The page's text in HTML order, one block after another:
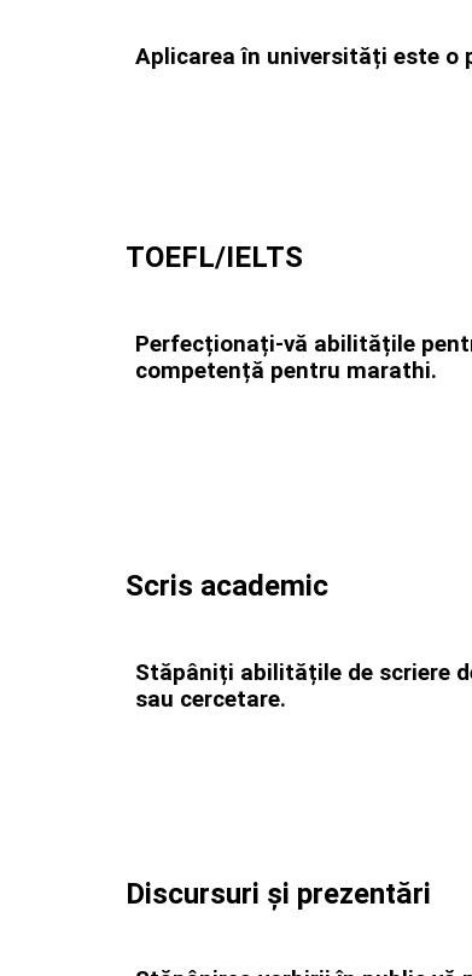
Aplicarea în universități este o
TOEFL/IELTS
Perfecționați-vă abilitățile
competență pentru marathi.
Scris academic
Stăpâniți abilitățile de scriere
sau cercetare.
Discursuri și prezentări